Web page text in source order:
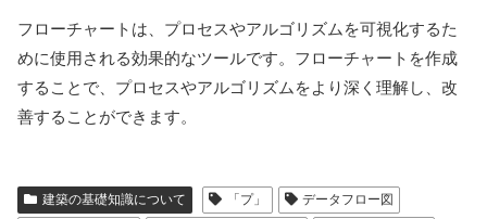
フローチャートは、プロセスやアルゴリズムを可視化するた
めに使用される効果的なツールです。フローチャートを作成
することで、プロセスやアルゴリズムをより深く理解し、改
善することができます。
建築の基礎知識について 「プ」
データフロー図